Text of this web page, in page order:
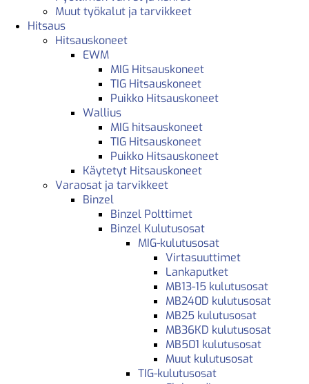
Muut työkalut ja tarvikkeet
Hitsaus
Hitsauskoneet
EWM
MIG Hitsauskoneet
TIG Hitsauskoneet
Puikko Hitsauskoneet
Wallius
MIG hitsauskoneet
TIG Hitsauskoneet
Puikko Hitsauskoneet
Käytetyt Hitsauskoneet
Varaosat ja tarvikkeet
Binzel
Binzel Polttimet
Binzel Kulutusosat
MIG-kulutusosat
Virtasuuttimet
Lankaputket
MB13-15 kulutusosat
MB240D kulutusosat
MB25 kulutusosat
MB36KD kulutusosat
MB501 kulutusosat
Muut kulutusosat
TIG-kulutusosat